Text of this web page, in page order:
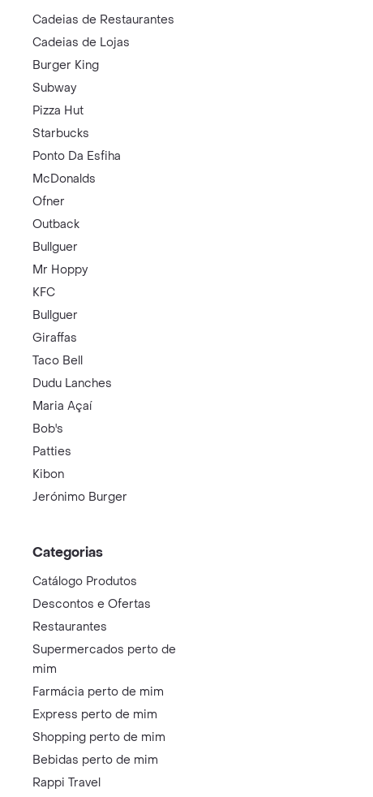
Cadeias de Restaurantes
Cadeias de Lojas
Burger King
Subway
Pizza Hut
Starbucks
Ponto Da Esfiha
McDonalds
Ofner
Outback
Bullguer
Mr Hoppy
KFC
Bullguer
Giraffas
Taco Bell
Dudu Lanches
Maria Açaí
Bob's
Patties
Kibon
Jerónimo Burger
Categorias
Catálogo Produtos
Descontos e Ofertas
Restaurantes
Supermercados perto de
mim
Farmácia perto de mim
Express perto de mim
Shopping perto de mim
Bebidas perto de mim
Rappi Travel